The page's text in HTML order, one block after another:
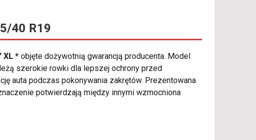
40 R19
XL * objęte dożywotnią gwarancją producenta. Model
szerokie rowki dla lepszej ochrony przed
auta podczas pokonywania zakrętów. Prezentowana
potwierdzają między innymi wzmocniona